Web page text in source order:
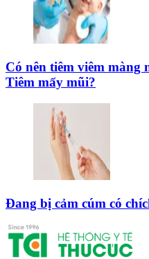
Có nên tiêm viêm màng
Tiêm mấy mũi?
Đang bị cảm cúm có